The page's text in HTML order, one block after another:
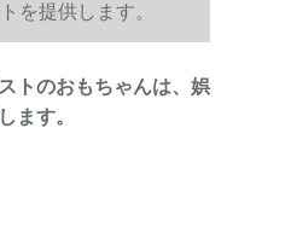
を提供します。
トのおもちゃんは、娯
ます。